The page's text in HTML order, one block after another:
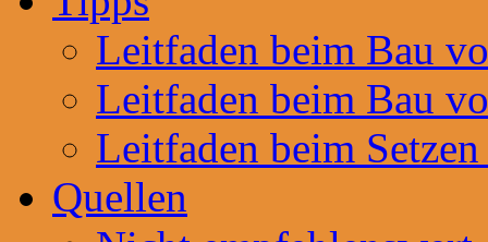
Leitfaden beim Bau
Leitfaden beim Bau
Leitfaden beim
Quellen